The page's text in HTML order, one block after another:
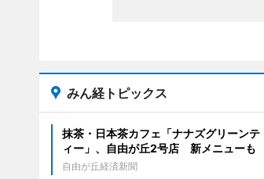
みん経トピックス
抹茶・日本茶カフェ「ナナズグリーンテ
ィー」、自由が丘2号店 新メニューも
自由が丘経済新聞